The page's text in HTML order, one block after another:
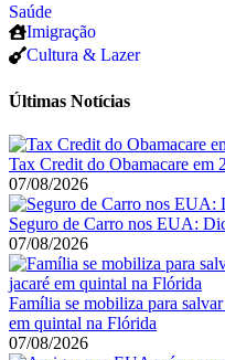
Saúde
Imigração
Cultura & Lazer
Últimas Notícias
Tax Credit do Obamacare em
07/08/2026
Seguro de Carro nos EUA:
07/08/2026
Família se mobiliza para
em quintal na Flórida
07/08/2026